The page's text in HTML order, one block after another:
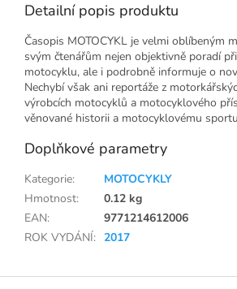
Detailní popis produktu
Časopis MOTOCYKL je velmi oblíbeným
svým čtenářům nejen objektivně poradí
motocyklu, ale i podrobně informuje o
Nechybí však ani reportáže z
výrobcích motocyklů a motocyklového
věnované historii a motocyklovému
Doplňkové parametry
Kategorie:
MOTOCYKLY
Hmotnost:
0.12 kg
EAN:
9771214612006
ROK VYDÁNÍ: 2017
Z